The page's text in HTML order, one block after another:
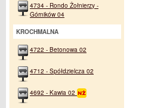
4734 - Rondo Żołnierzy -
Górników 04
KROCHMALNA
4722 - Betonowa 02
4712 - Spółdzielcza 02
4692 - Kawia 02